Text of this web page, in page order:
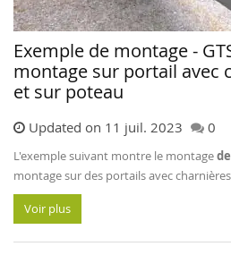
Exemple de montage -
montage sur portail avec
et sur poteau
Updated on 11 juil. 2023 0
L'exemple suivant montre le montage
montage sur des portails avec
Voir plus